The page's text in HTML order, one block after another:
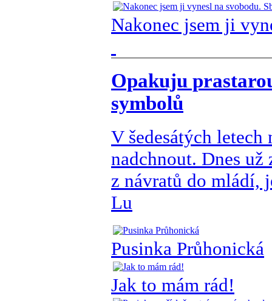
Nakonec jsem ji
Opakuju
symbolů
V šedesátých
nadchnout. Dnes
z návratů do mládí,
Lu
Pusinka Průhonická
Jak to mám rád!